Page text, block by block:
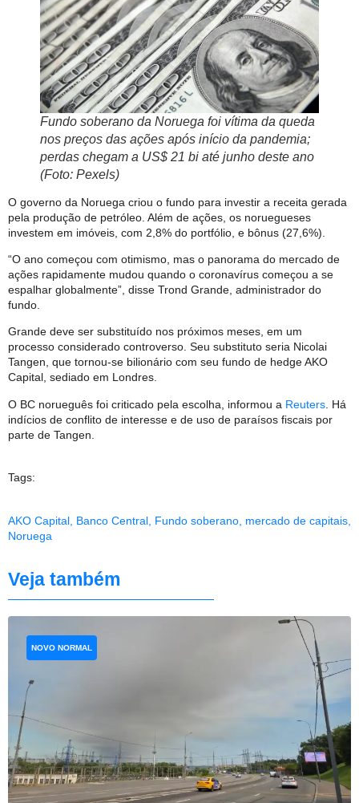
Fundo soberano da Noruega foi vítima da queda
nos preços das ações após início da pandemia;
perdas chegam a US$ 21 bi até junho deste ano
(Foto: Pexels)
O governo da Noruega criou o fundo para investir a receita gerada
pela produção de petróleo. Além de ações, os noruegueses
investem em imóveis, com 2,8% do portfólio, e bônus (27,6%).
“O ano começou com otimismo, mas o panorama do mercado de
ações rapidamente mudou quando o coronavírus começou a se
espalhar globalmente”, disse Trond Grande, administrador do
fundo.
Grande deve ser substituído nos próximos meses, em um
processo considerado controverso. Seu substituto seria Nicolai
Tangen, que tornou-se bilionário com seu fundo de hedge AKO
Capital, sediado em Londres.
O BC norueguês foi criticado pela escolha, informou a Reuters . Há
indícios de conflito de interesse e de uso de paraísos fiscais por
parte de Tangen.
Tags:
AKO Capital Banco Central Fundo soberano mercado de capitais
Noruega
Veja também
NOVO NORMAL